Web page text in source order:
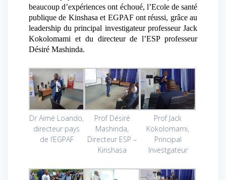
beaucoup d’expériences ont échoué, l’Ecole de santé
publique de Kinshasa et EGPAF ont réussi, grâce au
leadership du principal investigateur professeur Jack
Kokolomami et du directeur de l’ESP professeur
Désiré Mashinda.
Dr Aimé Loando,
directeur pays
de l’EGPAF
Prof Désiré
Mashinda,
Directeur ESP –
Kinshasa
Prof Jack
Kokolomami,
Principal
Investgateur